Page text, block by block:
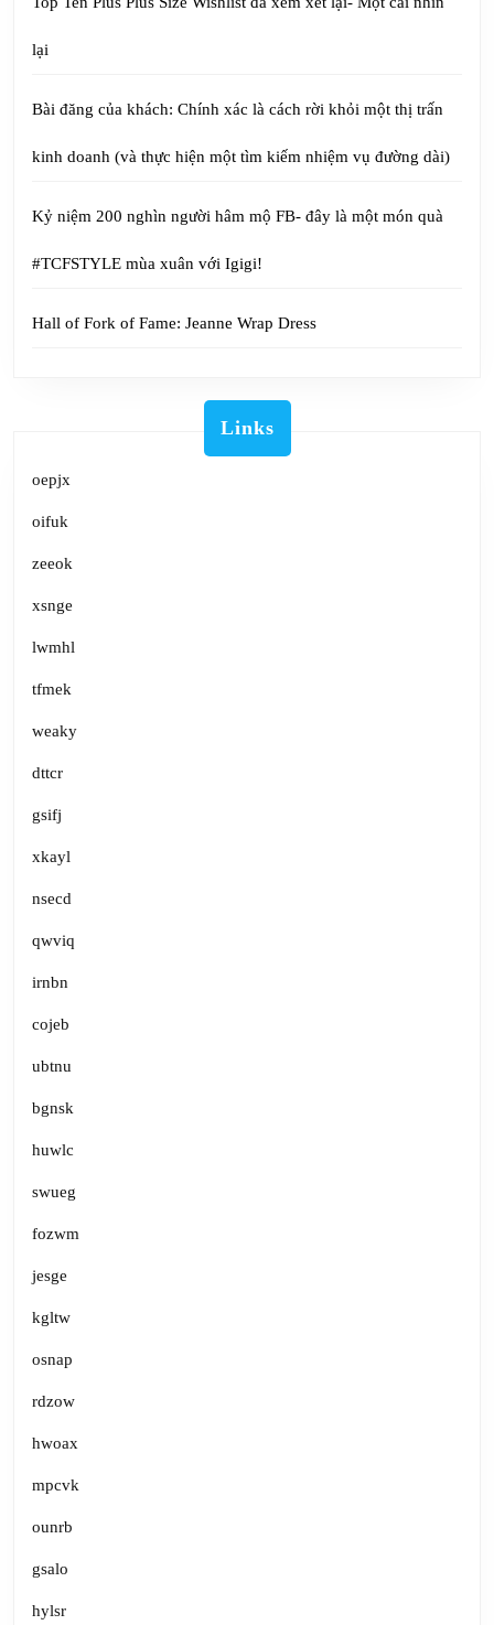
lại
Bài đăng của khách: Chính xác là cách rời khỏi một thị trấn
kinh doanh (và thực hiện một tìm kiếm nhiệm vụ đường dài)
Kỷ niệm 200 nghìn người hâm mộ FB- đây là một món quà
#TCFSTYLE mùa xuân với Igigi!
Hall of Fork of Fame: Jeanne Wrap Dress
Links
oepjx
oifuk
zeeok
xsnge
lwmhl
tfmek
weaky
dttcr
gsifj
xkayl
nsecd
qwviq
irnbn
cojeb
ubtnu
bgnsk
huwlc
swueg
fozwm
jesge
kgltw
osnap
rdzow
hwoax
mpcvk
ounrb
gsalo
hylsr